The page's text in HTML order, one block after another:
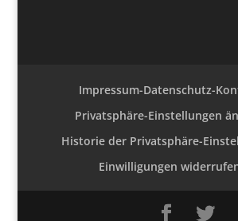
Impressum-Datenschutz-
Privatsphäre-Einstellungen
Historie der Privatsphäre-
Einwilligungen